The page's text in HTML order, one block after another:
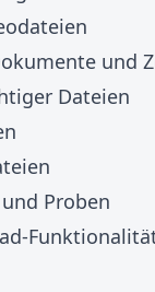
und
Dateien
Proben